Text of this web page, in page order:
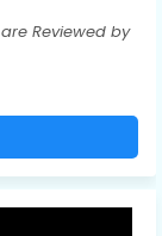
Reviewed by